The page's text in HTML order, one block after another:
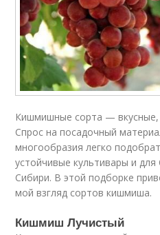
Кишмишные сорта — вкусные,
Спрос на посадочный
многообразия легко
устойчивые культивары и
Сибири. В этой подборке
мой взгляд сортов кишмиша.
Кишмиш Лучистый